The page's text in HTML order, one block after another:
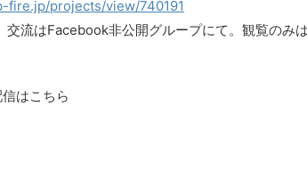
fire.jp/projects/view/740191
交流はFacebook非公開グループにて。観覧のみ
はこちら